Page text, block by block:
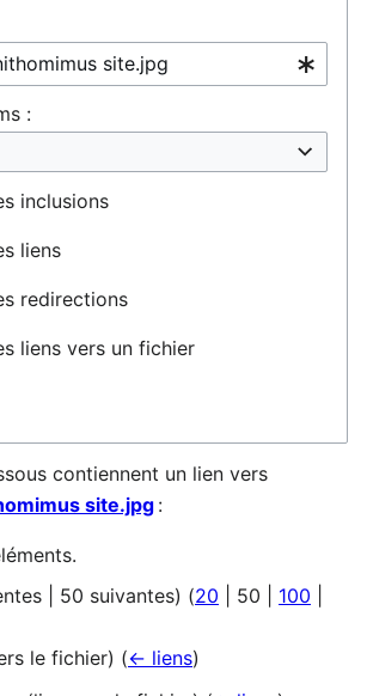
:
inclusions
liens
redirections
liens vers un fichier
contiennent un lien vers
site.jpg :
50 suivantes) (20 50 100
le fichier) (← liens)